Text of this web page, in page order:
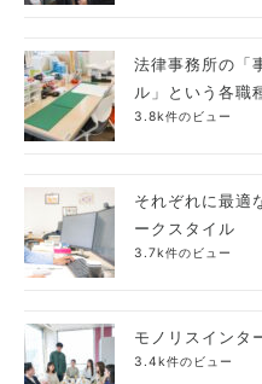
法律事務所の「
ル」という各職
3.8k件のビュー
それぞれに最適
ークスタイル
3.7k件のビュー
モノリスイン
3.4k件のビュー